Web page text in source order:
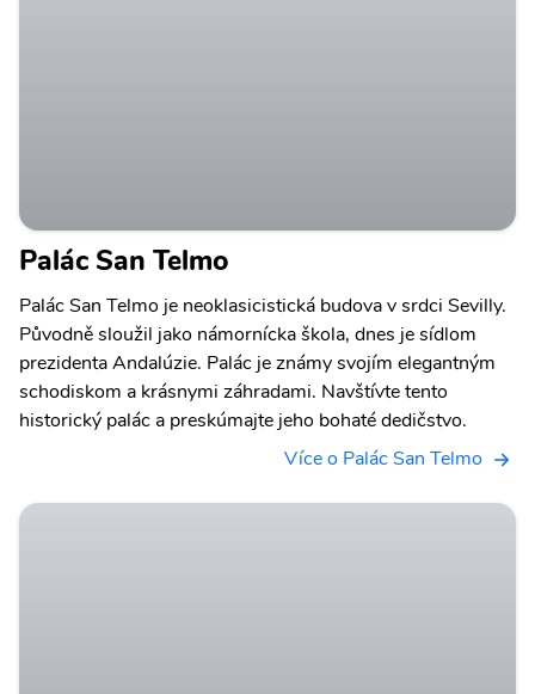
Palác San Telmo
Palác San Telmo je neoklasicistická budova v srdci Sevilly.
Původně sloužil jako námornícka škola, dnes je sídlom
prezidenta Andalúzie. Palác je známy svojím elegantným
schodiskom a krásnymi záhradami. Navštívte tento
historický palác a preskúmajte jeho bohaté dedičstvo.
Více o Palác San Telmo